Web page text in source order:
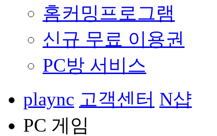
홈커밍프로그램
신규 무료 이용권
PC방 서비스
plaync 고객센터 N샵
PC 게임